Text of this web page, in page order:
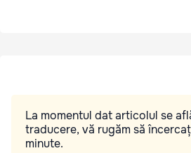
La momentul dat articolul se
traducere, vă rugăm să
minute.